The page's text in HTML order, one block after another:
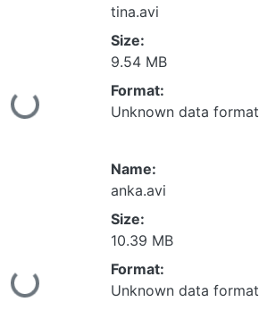
tina.avi
Size:
9.54 MB
Format:
Unknown data format
Name:
anka.avi
Size:
10.39 MB
Format:
Unknown data format